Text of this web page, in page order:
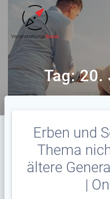
Tag:20.
Erben und
Thema
ältere
|